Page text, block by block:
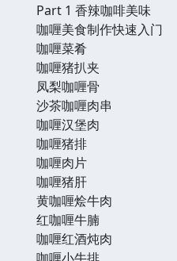
Part 1 香辣咖啡美味
咖喱美食制作快速入门
咖喱菜肴
咖喱猪扒夹
凤梨咖喱骨
沙茶咖喱肉串
咖喱汉堡肉
咖喱猪排
咖喱肉片
咖喱猪肝
黄咖喱烩牛肉
红咖喱牛腩
咖喱红酒炖肉